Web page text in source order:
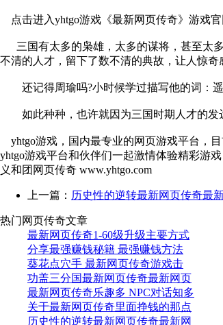
点击进入yhtgo游戏《最新网页传奇》游戏官
三国有太多的枭雄，太多的谋将，甚至太多
不清的人才，留下了数不清的典故，让人惊
还记得周瑜吗?小时候学过描写他的词：遥
如此种种，也许就因为三国时期人才的发
yhtgo游戏，国内最专业的网页游戏平台，
yhtgo游戏平台和伙伴们一起激情体验精彩游
义和团网页传奇 www.yhtgo.com
上一篇： 历史性的逆转最新网页传奇最
热门网页传奇文章
最新网页传奇1-60级升级主要方式
分享最强赚钱秘籍 最强赚钱方法
葵花点穴手 最新网页传奇游戏击
功盖三分国最新网页传奇最新网页
最新网页传奇乐趣多 NPC对话知多
关于最新网页传奇里面挣钱的那点
历史性的逆转最新网页传奇最新网